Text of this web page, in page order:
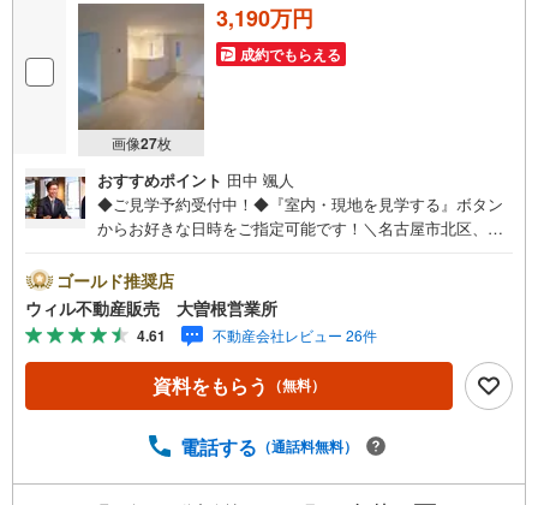
画像27枚
3,190万円
成約でもらえる
おすすめポイント 田中 颯人
◆ご見学予約受付中！◆『室内・現地を見学する』ボタン
からお好きな日時をご指定可能です！＼名古屋市北区、守
区、守山区の直接のご売却依頼を数多くいただいている不
動産仲介会社です。ネット上で分かる立地環境はもちろ
ん、過去にお任せいただいたお客様に現地の生の声をもと
に住戸環境を提案致します。＼平日のお住まい探しの方へ/
弊社では平日にご内覧・契約など平日にお住まい探しをさ
れるお客様にサービスをご用意しています。＼お仕事で忙
事前にご予約頂きましたら営業時間外でのご内覧もご対応
動産業者間で不動産情報が共有されているので、名古屋市
ゴールド推奨店
ウィル不動産販売 大曽根営業所
4.61 不動産会社レビュー 26件
資料をもらう （無料）
電話する （通話料無料）